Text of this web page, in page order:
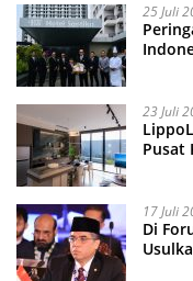
25 Juli
23 Juli
Pusat
17 Juli
Di